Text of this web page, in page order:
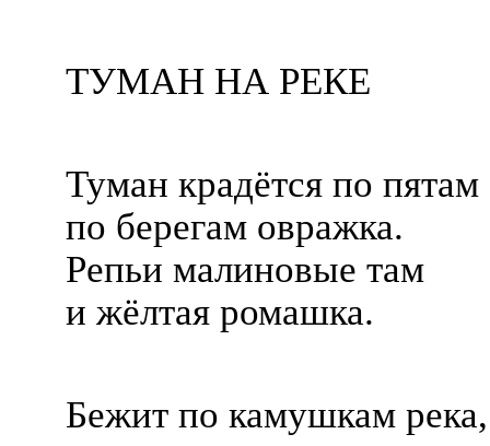
ТУМАН НА РЕКЕ
Туман крадётся по пятам
по берегам овражка.
Репьи малиновые там
и жёлтая ромашка.
Бежит по камушкам река,